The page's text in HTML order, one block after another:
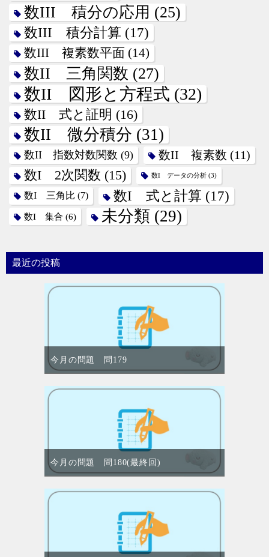
数III 積分の応用 (25)
数III 積分計算 (17)
数III 複素数平面 (14)
数II 三角関数 (27)
数II 図形と方程式 (32)
数II 式と証明 (16)
数II 微分積分 (31)
数II 指数対数関数 (9) 数II 複素数 (11)
数I 2次関数 (15) 数I データの分析 (3)
数I 三角比 (7) 数I 式と計算 (17)
数I 集合 (6) 未分類 (29)
最近の投稿
今月の問題 問179
今月の問題 問180(最終回)